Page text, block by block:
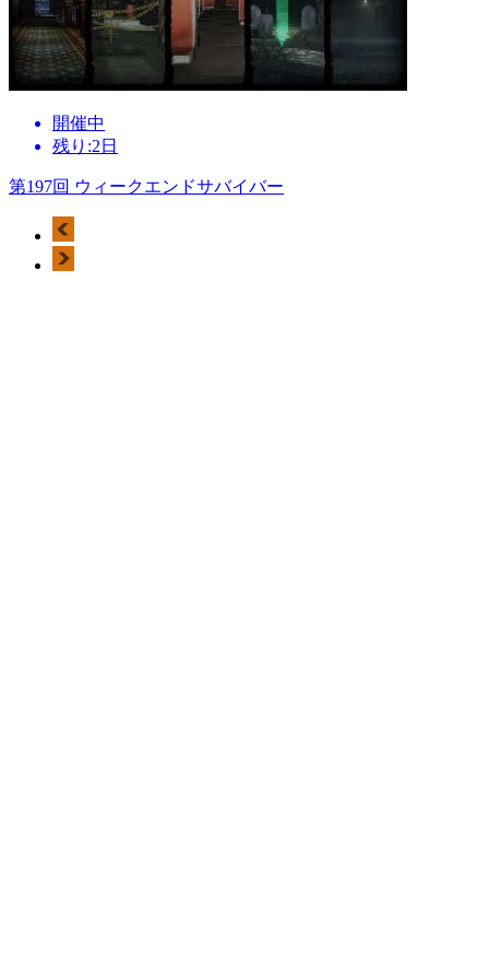
開催中
残り:2日
第197回 ウィークエンドサバイバー